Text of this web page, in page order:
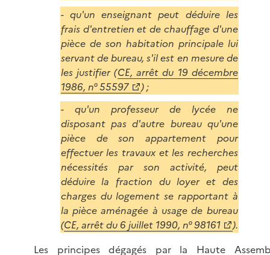
- qu'un enseignant peut déduire les
frais d'entretien et de chauffage d'une
pièce de son habitation principale lui
servant de bureau, s'il est en mesure de
les justifier (CE, arrêt du 19 décembre
1986, n° 55597
) ;
- qu'un professeur de lycée ne
disposant pas d'autre bureau qu'une
pièce de son appartement pour
effectuer les travaux et les recherches
nécessités par son activité, peut
déduire la fraction du loyer et des
charges du logement se rapportant à
la pièce aménagée à usage de bureau
(CE, arrêt du 6 juillet 1990, n° 98161
).
Les principes dégagés par la Haute